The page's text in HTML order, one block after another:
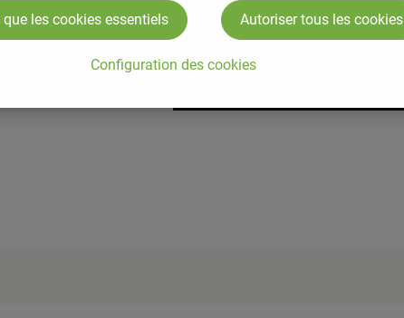
Configuration des cookies
les cookies essentiels Autoriser tous les cookies